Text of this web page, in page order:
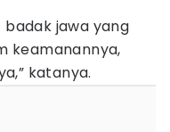
jawa yang
keamanannya,
katanya.